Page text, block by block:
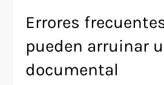
Errores
pueden arruinar
documental